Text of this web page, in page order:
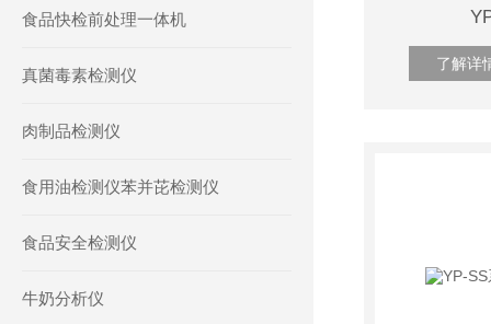
食品快检前处理一体机
真菌毒素检测仪
肉制品检测仪
食用油检测仪苯并芘检测仪
食品安全检测仪
牛奶分析仪
了解详